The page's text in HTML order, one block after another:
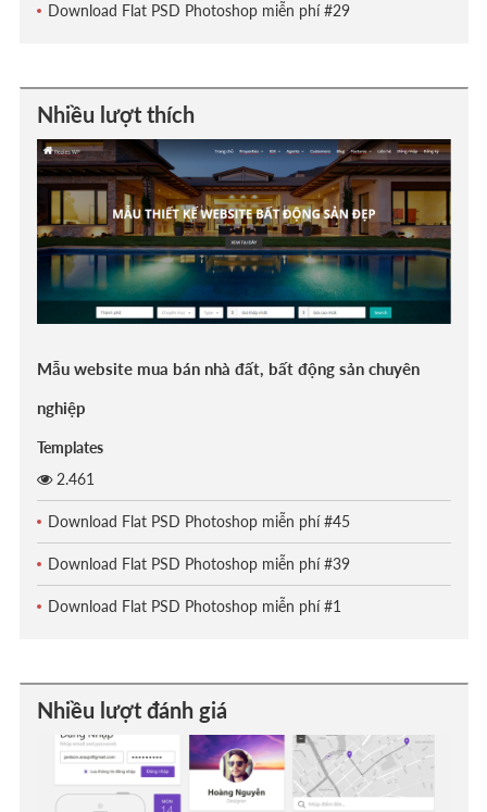
Download Flat PSD Photoshop miễn phí #29
Nhiều lượt thích
Mẫu website mua bán nhà đất, bất động sản chuyên
nghiệp
Templates
2.461
Download Flat PSD Photoshop miễn phí #45
Download Flat PSD Photoshop miễn phí #39
Download Flat PSD Photoshop miễn phí #1
Nhiều lượt đánh giá